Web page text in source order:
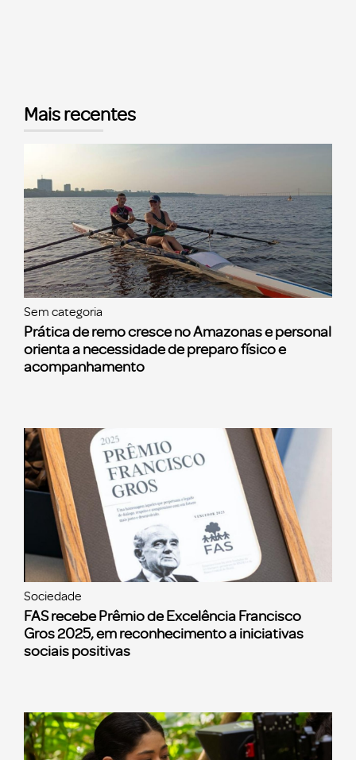
Mais recentes
Sem categoria
Prática de remo cresce no Amazonas e personal
orienta a necessidade de preparo físico e
acompanhamento
Sociedade
FAS recebe Prêmio de Excelência Francisco
Gros 2025, em reconhecimento a iniciativas
sociais positivas